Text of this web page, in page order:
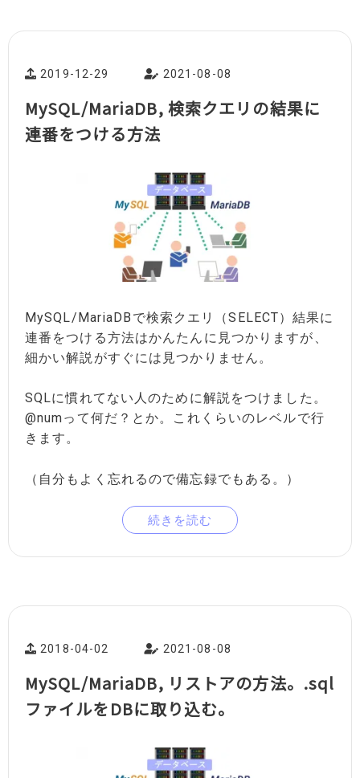
2019-12-29 2021-08-08
MySQL/MariaDB, 検索クエリの結果に
連番をつける方法
MySQL/MariaDBで検索クエリ（SELECT）結果に
連番をつける方法はかんたんに見つかりますが、
細かい解説がすぐには見つかりません。
SQLに慣れてない人のために解説をつけました。
@numって何だ？とか。これくらいのレベルで行
きます。
（自分もよく忘れるので備忘録でもある。）
続きを読む
2018-04-02 2021-08-08
MySQL/MariaDB, リストアの方法。.sql
ファイルをDBに取り込む。